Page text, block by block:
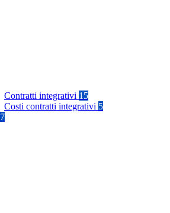
Contratti integrativi 15
Costi contratti integrativi 5
7